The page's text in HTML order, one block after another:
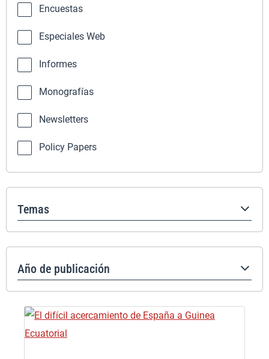
Encuestas
Especiales Web
Informes
Monografías
Newsletters
Policy Papers
Temas
Año de publicación